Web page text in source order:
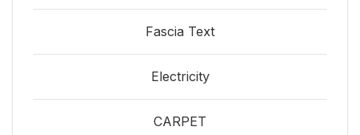
Fascia Text
Electricity
CARPET